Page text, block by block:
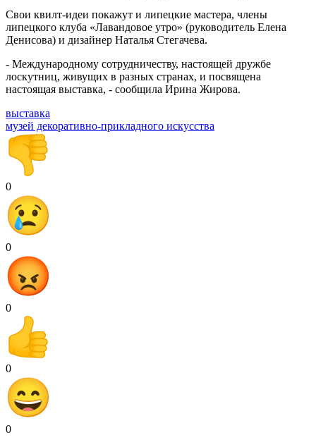
Свои квилт-идеи покажут и липецкие мастера, члены
липецкого клуба «Лавандовое утро» (руководитель Елена
Денисова) и дизайнер Наталья Стегачева.
- Международному сотрудничеству, настоящей дружбе
лоскутниц, живущих в разных странах, и посвящена
настоящая выставка, - сообщила Ирина Жирова.
выставка
музей декоративно-прикладного искусства
0
0
0
0
0